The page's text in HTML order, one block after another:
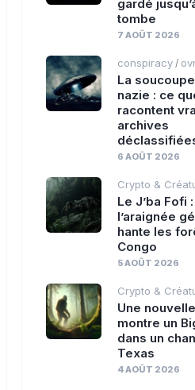
gardé
tombe
7 AOÛT 2026
conspiracy /
La
nazie : ce
racontent
archives
6 AOÛT 2026
Crypto &
Le J’ba Fofi :
l’araignée
hante les
Congo
5 AOÛT 2026
Crypto &
Une
montre un
dans un
Texas
4 AOÛT 2026